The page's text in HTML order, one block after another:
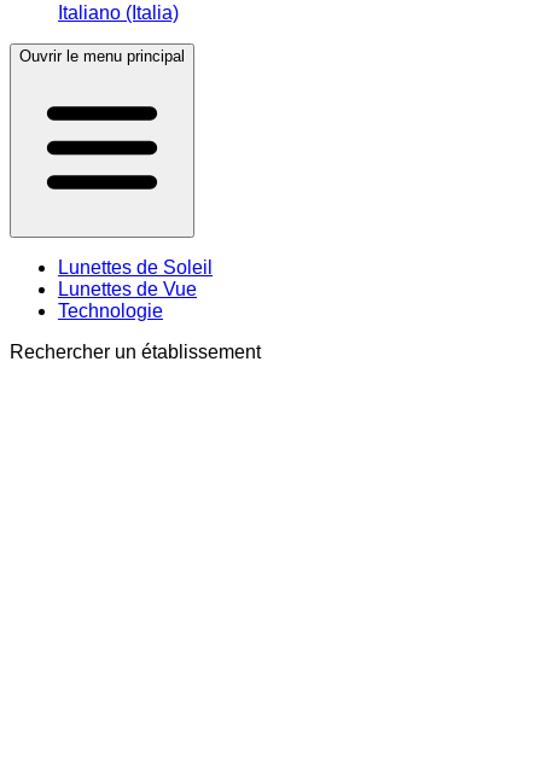
Italiano (Italia)
Ouvrir le menu principal
Lunettes de Soleil
Lunettes de Vue
Technologie
Rechercher un établissement